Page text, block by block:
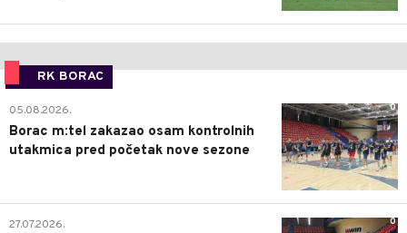
RK BORAC
0
05.08.2026.
Borac m:tel zakazao osam kontrolnih
utakmica pred početak nove sezone
0
27.07.2026.